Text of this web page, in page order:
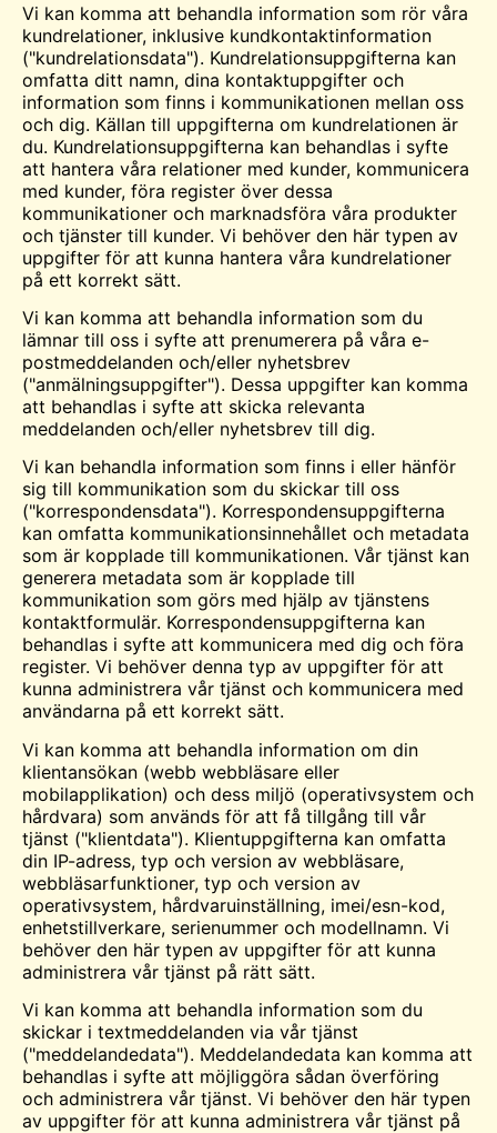
Vi kan komma att behandla information som rör våra
kundrelationer, inklusive kundkontaktinformation
("kundrelationsdata"). Kundrelationsuppgifterna kan
omfatta ditt namn, dina kontaktuppgifter och
information som finns i kommunikationen mellan oss
och dig. Källan till uppgifterna om kundrelationen är
du. Kundrelationsuppgifterna kan behandlas i syfte
att hantera våra relationer med kunder, kommunicera
med kunder, föra register över dessa
kommunikationer och marknadsföra våra produkter
och tjänster till kunder. Vi behöver den här typen av
uppgifter för att kunna hantera våra kundrelationer
på ett korrekt sätt.
Vi kan komma att behandla information som du
lämnar till oss i syfte att prenumerera på våra e-
postmeddelanden och/eller nyhetsbrev
("anmälningsuppgifter"). Dessa uppgifter kan komma
att behandlas i syfte att skicka relevanta
meddelanden och/eller nyhetsbrev till dig.
Vi kan behandla information som finns i eller hänför
sig till kommunikation som du skickar till oss
("korrespondensdata"). Korrespondensuppgifterna
kan omfatta kommunikationsinnehållet och metadata
som är kopplade till kommunikationen. Vår tjänst kan
generera metadata som är kopplade till
kommunikation som görs med hjälp av tjänstens
kontaktformulär. Korrespondensuppgifterna kan
behandlas i syfte att kommunicera med dig och föra
register. Vi behöver denna typ av uppgifter för att
kunna administrera vår tjänst och kommunicera med
användarna på ett korrekt sätt.
Vi kan komma att behandla information om din
klientansökan (webb webbläsare eller
mobilapplikation) och dess miljö (operativsystem och
hårdvara) som används för att få tillgång till vår
tjänst ("klientdata"). Klientuppgifterna kan omfatta
din IP-adress, typ och version av webbläsare,
webbläsarfunktioner, typ och version av
operativsystem, hårdvaruinställning, imei/esn-kod,
enhetstillverkare, serienummer och modellnamn. Vi
behöver den här typen av uppgifter för att kunna
administrera vår tjänst på rätt sätt.
Vi kan komma att behandla information som du
skickar i textmeddelanden via vår tjänst
("meddelandedata"). Meddelandedata kan komma att
behandlas i syfte att möjliggöra sådan överföring
och administrera vår tjänst. Vi behöver den här typen
av uppgifter för att kunna administrera vår tjänst på